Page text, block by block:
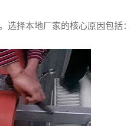
选择本地厂家的核心原因包括